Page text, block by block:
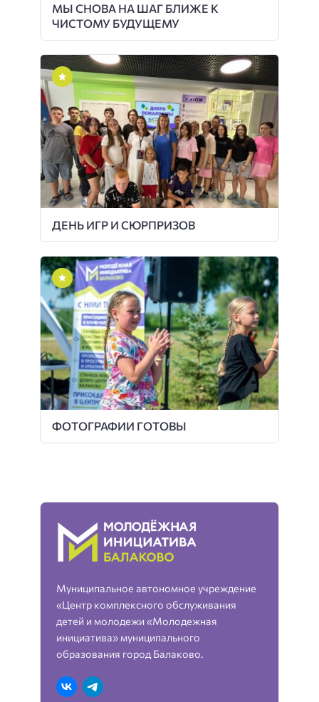
МЫ СНОВА НА ШАГ БЛИЖЕ К
ЧИСТОМУ БУДУЩЕМУ
ДЕНЬ ИГР И СЮРПРИЗОВ
ФОТОГРАФИИ ГОТОВЫ
Муниципальное автономное учреждение
«Центр комплексного обслуживания
детей и молодежи «Молодежная
инициатива» муниципального
образования город Балаково.